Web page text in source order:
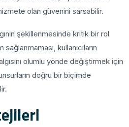
olan güvenini sarsabilir.
şekillenmesinde kritik bir rol
kullanıcıların
olumlu yönde değiştirmek için
doğru bir biçimde